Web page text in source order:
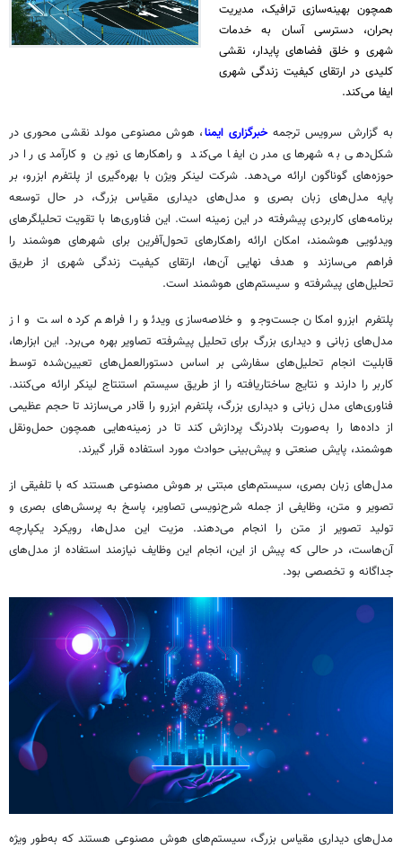
همچون بهینه‌سازی ترافیک، مدیریت
بحران، دسترسی آسان به خدمات
شهری و خلق فضاهای پایدار، نقشی
کلیدی در ارتقای کیفیت زندگی شهری
ایفا می‌کند.
به گزارش سرویس ترجمهخبرگزاری ایمنا، هوش مصنوعی مولد نقشی محوری در
شکل‌دهی به شهرهای مدرن ایفا می‌کند و راهکارهای نوین و کارآمدی را در
حوزه‌های گوناگون ارائه می‌دهد. شرکت لینکر ویژنبا بهره‌گیری از پلتفرم ابزرو، بر
پایه مدل‌های زبان بصری و مدل‌های دیداری مقیاس بزرگ، در حال توسعه
برنامه‌های کاربردی پیشرفته در این زمینه است. این فناوری‌ها با تقویت تحلیلگرهای
ویدئویی هوشمند، امکان ارائه راهکارهای تحول‌آفرین برای شهرهای هوشمند را
فراهم می‌سازند و هدف نهایی آن‌ها، ارتقای کیفیت زندگی شهری از طریق
تحلیل‌های پیشرفته و سیستم‌های هوشمند است.
پلتفرم ابزرو امکان جست‌وجو و خلاصه‌سازی ویدئو را فراهم کرده است و از
مدل‌های زبانی و دیداری بزرگ برای تحلیل پیشرفته تصاویر بهره می‌برد. این ابزارها،
قابلیت انجام تحلیل‌های سفارشی بر اساس دستورالعمل‌های تعیین‌شده توسط
کاربر را دارند و نتایج ساختاریافته را از طریق سیستم استنتاج لینکرارائه می‌کنند.
فناوری‌های مدل زبانی و دیداری بزرگ، پلتفرم ابزرو را قادر می‌سازند تا حجم عظیمی
از داده‌ها را به‌صورت بلادرنگ پردازش کند تا در زمینه‌هایی همچون حمل‌ونقل
هوشمند، پایش صنعتی و پیش‌بینی حوادث مورد استفاده قرار گیرند.
مدل‌های زبان بصری، سیستم‌های مبتنی بر هوش مصنوعی هستند که با تلفیقی از
تصویر و متن، وظایفی از جمله شرح‌نویسی تصاویر، پاسخ به پرسش‌های بصری و
تولید تصویر از متن را انجام می‌دهند. مزیت این مدل‌ها، رویکرد یکپارچه
آن‌هاست، در حالی که پیش از این، انجام این وظایف نیازمند استفاده از مدل‌های
جداگانه و تخصصی بود.
مدل‌های دیداری مقیاس بزرگ، سیستم‌های هوش مصنوعی هستند که به‌طور ویژه